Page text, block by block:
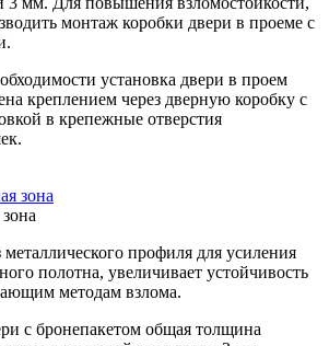
монтаж коробки двери в проеме с
установка двери в проем
креплением через дверную коробку с
в крепежные отверстия
профиля для усиления
полотна, увеличивает устойчивость
методам взлома.
с бронепакетом общая толщина